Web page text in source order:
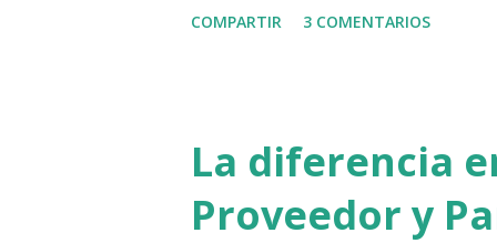
después de copiarla en
navegador seguro.
COMPARTIR 3 COMENTARIOS
La diferencia
Proveedor y